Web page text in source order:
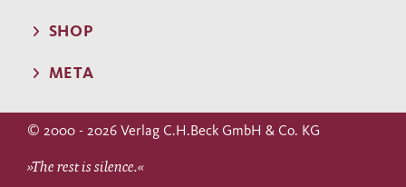
SHOP
META
© 2000 - 2026 Verlag C.H.Beck GmbH & Co. KG
»The rest is silence.«